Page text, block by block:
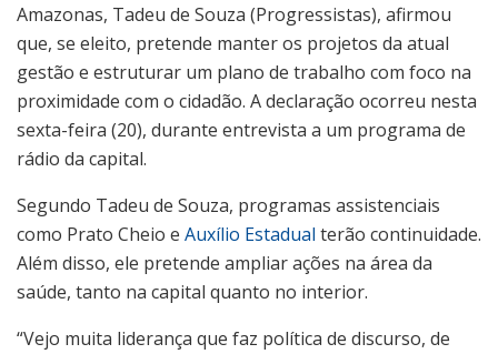
Amazonas, Tadeu de Souza (Progressistas), afirmou
que, se eleito, pretende manter os projetos da atual
gestão e estruturar um plano de trabalho com foco na
proximidade com o cidadão. A declaração ocorreu nesta
sexta-feira (20), durante entrevista a um programa de
rádio da capital.
Segundo Tadeu de Souza, programas assistenciais
como Prato Cheio e Auxílio Estadual terão continuidade.
Além disso, ele pretende ampliar ações na área da
saúde, tanto na capital quanto no interior.
“Vejo muita liderança que faz política de discurso, de